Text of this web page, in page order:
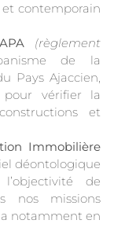
contemporain
(règlement
de la
Pays Ajaccien,
pour vérifier la
et
Immobilière
déontologique
de
nos missions
notamment en